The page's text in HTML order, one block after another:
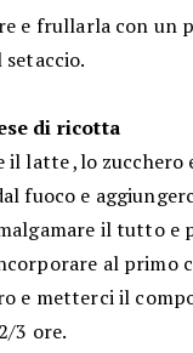
e frullarla con un
setaccio.
di ricotta
il latte ,lo zucchero
fuoco e
il tutto e
al primo
e metterci il
3 ore.